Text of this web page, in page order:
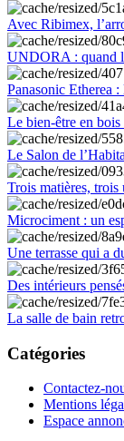
Avec Ribimex,
UNDORA : quand
Panasonic Etherea
Le bien-être en
Le Salon de
Trois matières, trois
Microciment : un
Une terrasse qui a
Des intérieurs
La salle de bain
Catégories
Contactez-
Mentions
Espace